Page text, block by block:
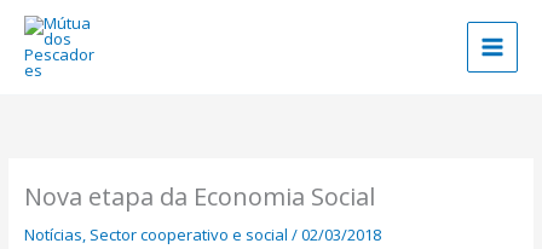
content
Nova etapa da Economia Social
Notícias Sector cooperativo e social /02/03/2018